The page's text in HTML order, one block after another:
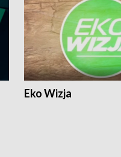
Eko Wizja